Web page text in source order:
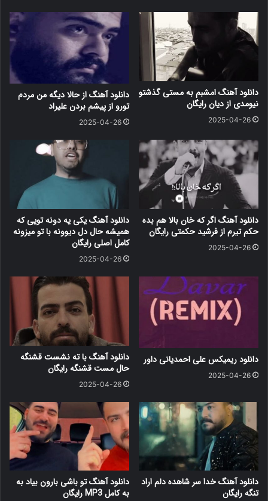
دانلود آهنگ امشبم به مستی گذشتو
نیومدی از دیان رایگان
2025-04-26
دانلود آهنگ از حالا دیگه من مردم
تورو از پیشم بردن علیراد
2025-04-26
دانلود آهنگ اگر که خان بالا هم بده
حکم تیرم از فرشید حکمتی رایگان
2025-04-26
دانلود آهنگ یکی یه دونه تویی که
همیشه حال دل دیوونه با تو میزونه
کامل اصلی رایگان
2025-04-26
دانلود ریمیکس علی احمدیانی داور
2025-04-26
دانلود آهنگ با ته نشست قشنگه
حال مست قشنگه رایگان
2025-04-26
دانلود آهنگ خدا سر شاهده دلم اراد
تنگه رایگان
دانلود آهنگ ﺗﻮ ﺑﺎﺷﻰ ﺑﺎرون ﺑﻴﺎد ﺑﻪ
ﺑﻪ کامل MP3 رایگان